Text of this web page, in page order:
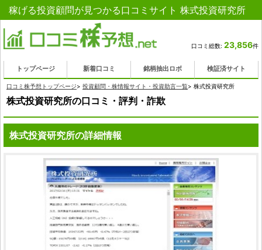
稼げる投資顧問が見つかる口コミサイト 株式投資研究所
口コミ総数: 23,856件
トップページ 新着口コミ 銘柄抽出ロボ 検証済サイト
口コミ株予想トップページ> 投資顧問・株情報サイト・投資助言一覧> 株式投資研究所
株式投資研究所の口コミ・評判・詐欺
株式投資研究所の詳細情報